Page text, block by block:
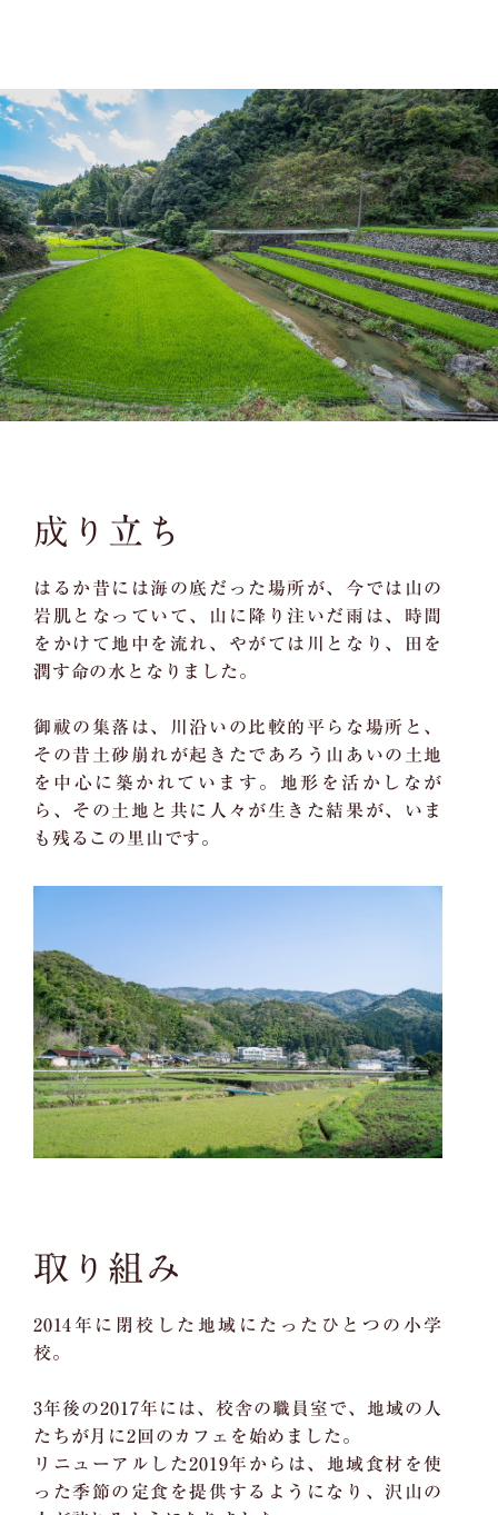
成り立ち
はるか昔には海の底だった場所が、今では山の
岩肌となっていて、山に降り注いだ雨は、時間
をかけて地中を流れ、やがては川となり、田を
潤す命の水となりました。
御祓の集落は、川沿いの比較的平らな場所と、
その昔土砂崩れが起きたであろう山あいの土地
を中心に築かれています。地形を活かしなが
ら、その土地と共に人々が生きた結果が、いま
も残るこの里山です。
取り組み
2014年に閉校した地域にたったひとつの小学
校。
3年後の2017年には、校舎の職員室で、地域の人
たちが月に2回のカフェを始めました。
リニューアルした2019年からは、地域食材を使
った季節の定食を提供するようになり、沢山の